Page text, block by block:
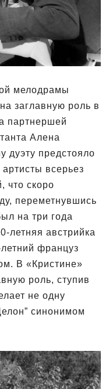
мелодрамы
заглавную роль в
партнершей
Алена
дуэту предстояло
всерьез
что скоро
переметнувшись
на три года
летняя австрийка
француз
В «Кристине»
роль, ступив
не одну
синонимом